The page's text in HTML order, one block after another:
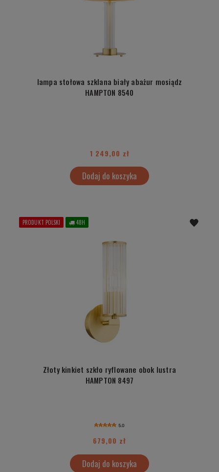
lampa stołowa szklana biały abażur mosiądz
HAMPTON 8540
1 249,00 zł
Dodaj do koszyka
Złoty kinkiet szkło ryflowane obok lustra
HAMPTON 8497
5.0
679,00 zł
Dodaj do koszyka
PRODUKT POLSKI 48H